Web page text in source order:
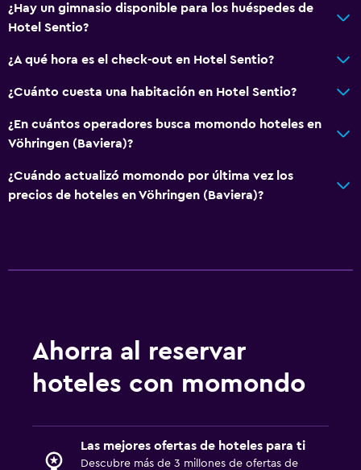
¿Hay un gimnasio disponible para los huéspedes de
Hotel Sentio?
¿A qué hora es el check-out en Hotel Sentio?
¿Cuánto cuesta una habitación en Hotel Sentio?
¿En cuántos operadores busca momondo hoteles en
Vöhringen (Baviera)?
¿Cuándo actualizó momondo por última vez los
precios de hoteles en Vöhringen (Baviera)?
Ahorra al reservar
hoteles con momondo
Las mejores ofertas de hoteles para ti
Descubre más de 3 millones de ofertas de